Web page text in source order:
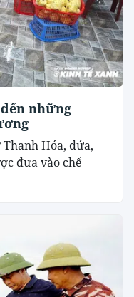
những
Hóa, dứa,
đưa vào chế